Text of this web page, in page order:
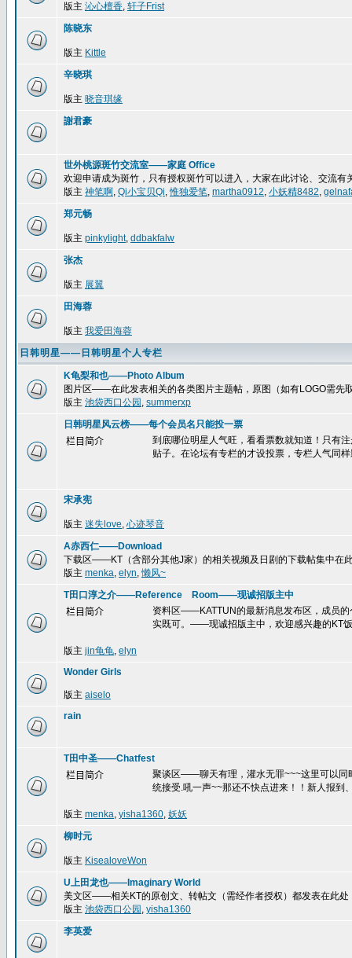
版主 沁心檀香, 轩子Frist
陈晓东
版主 Kittle
辛晓琪
版主 晓音琪缘
謝君豪
世外桃源斑竹交流室——家庭 Office
欢迎申请成为斑竹，只有授权斑竹可以进入，大家在此讨论、交流有
版主 神笔啊, Qi小宝贝Qi,惟独爱笔, martha0912, 小妖精8482,
郑元畅
版主 pinkylight, ddbakfalw
张杰
版主 展翼
田海蓉
版主 我爱田海蓉
日韩明星——日韩明星个人专栏
K龟梨和也——Photo Album
图片区——在此发表相关的各类图片主题帖，原图（如有LOGO需先
版主 池袋西口公园 , summerxp
日韩明星风云榜——每个会员名只能投一票
栏目简介
到底哪位明星人气旺，看看票数就知道！只有
贴子。在论坛有专栏的才设投票，专栏人气同
宋承宪
版主 迷失love, 心迹琴音
A赤西仁——Download
下载区——KT（含部分其他J家）的相关视频及日剧的下载帖集中在
版主 menka, elyn,懒风~
T田口淳之介——Reference Room——现诚招版主中
栏目简介
资料区——KATTUN的最新消息发布区，成员的
实既可。——现诚招版主中，欢迎感兴趣的KT
版主 jin龟龟, elyn
Wonder Girls
版主 aiselo
rain
T田中圣——Chatfest
栏目简介
聚谈区——聊天有理，灌水无罪~~~这里可以同
统接受.吼一声~~那还不快点进来！！新人报到
版主 menka, yisha1360, 妖妖
柳时元
版主 KisealoveWon
U上田龙也——Imaginary World
美文区——相关KT的原创文、转帖文（需经作者授权）都发表在此
版主 池袋西口公园 , yisha1360
李英爱